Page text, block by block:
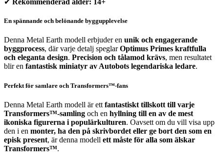
✔ Rekommenderad ålder: 14+
En spännande och belönande byggupplevelse
Denna Metal Earth modell erbjuder en unik och engagerande
byggprocess, där varje detalj speglarOptimus Primes kraftfulla
och eleganta design. Precision och tålamod krävs, men resultatet
blir en fantastisk miniatyr av Autobots legendariska ledare.
Perfekt för samlare och Transformers™-fans
Denna Metal Earth modell är ett fantastiskt tillskott till varje
Transformers™-samling och en hyllning till en av de mest
ikoniska figurerna i populärkulturen. Oavsett om du vill visa upp
den i en monter, ha den på skrivbordet eller ge bort den som en
episk present, är denna modell ett måste för alla som älskar
Transformers™.